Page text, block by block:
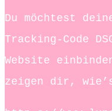
Du möchtest
Tracking-Code
Website
zeigen dir,